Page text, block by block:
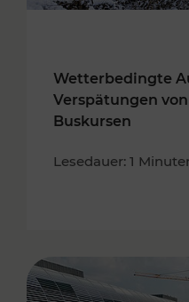
Wetterbedingte
Verspätungen
Buskursen
Lesedauer: 1